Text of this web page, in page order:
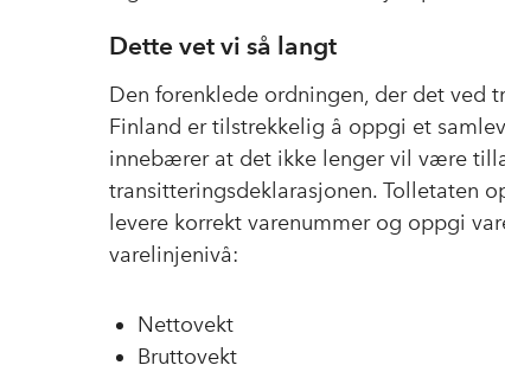
Dette vet vi så langt
Den forenklede ordningen, der det ved
Finland er tilstrekkelig å oppgi et
innebærer at det ikke lenger vil være
transitteringsdeklarasjonen. Tolletaten
levere korrekt varenummer og oppgi
varelinjenivå:
Nettovekt
Bruttovekt